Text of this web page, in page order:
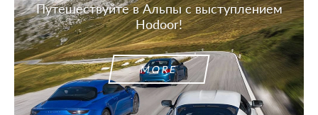
Путешествуйте в Альпы с выступлением
Hodoor!
MORE